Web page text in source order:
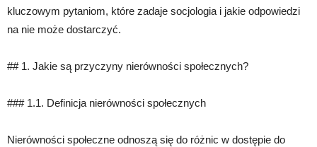
kluczowym pytaniom, które zadaje socjologia i jakie odpowiedzi
na nie może dostarczyć.
## 1. Jakie są przyczyny nierówności społecznych?
### 1.1. Definicja nierówności społecznych
Nierówności społeczne odnoszą się do różnic w dostępie do